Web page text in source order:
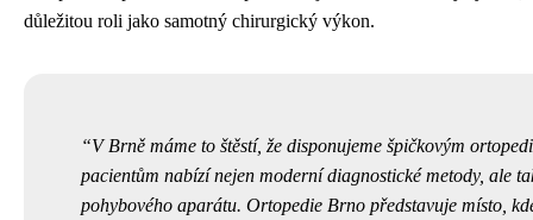
důležitou roli jako samotný chirurgický výkon.
V Brně máme to štěstí, že disponujeme špičkovým
pacientům nabízí nejen moderní diagnostické metody, ale
pohybového aparátu. Ortopedie Brno představuje místo,